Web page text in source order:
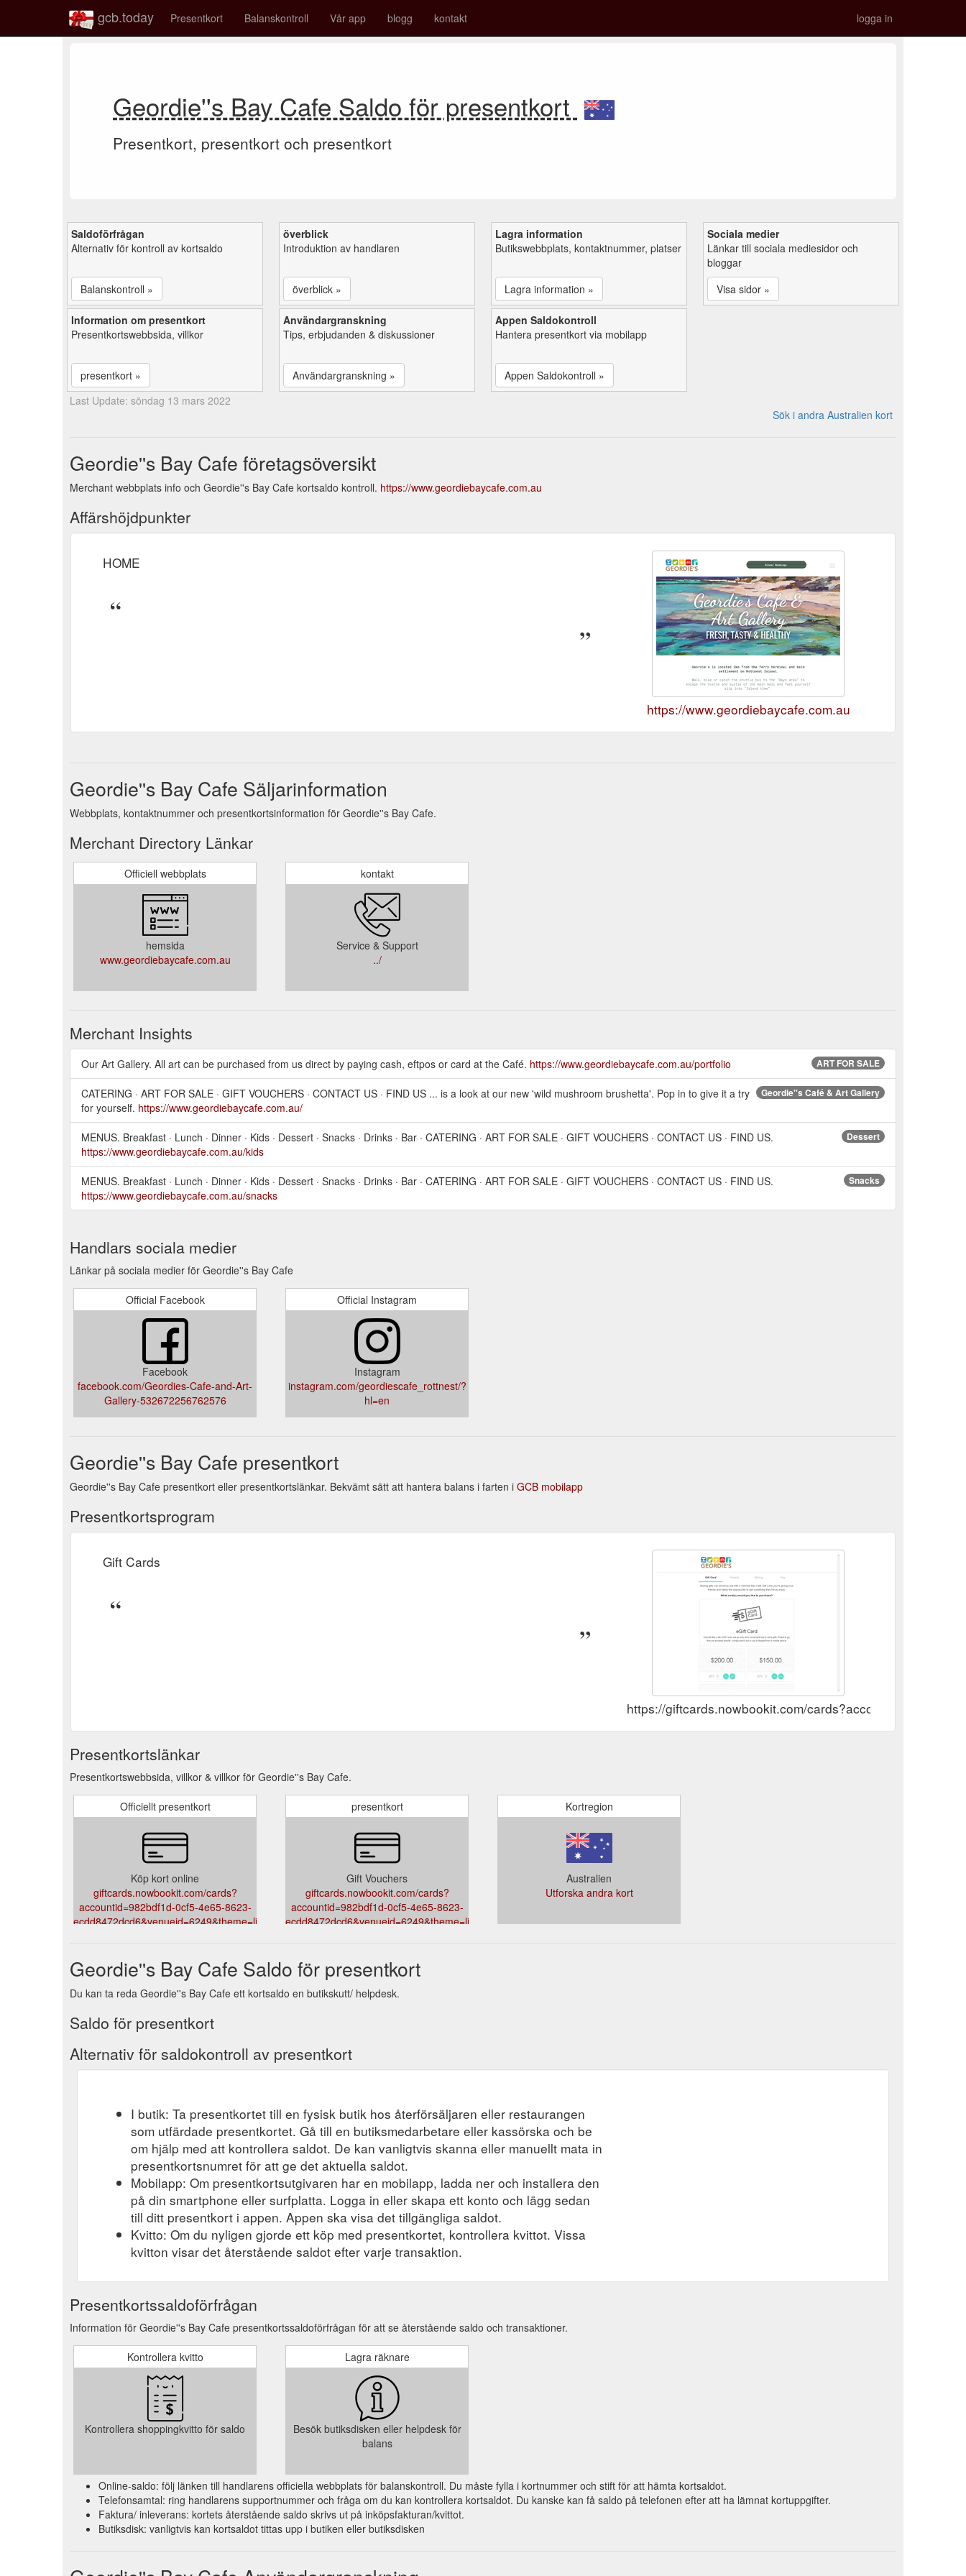
gcb.today Presentkort Balanskontroll Vår app blogg kontakt logga in
Geordie''s Bay Cafe Saldo för presentkort
Presentkort, presentkort och presentkort
Saldoförfrågan
Alternativ för kontroll av kortsaldo
Balanskontroll »
överblick
Introduktion av handlaren
överblick »
Lagra information
Butikswebbplats, kontaktnummer, platser
Lagra information »
Sociala medier
Länkar till sociala mediesidor och
bloggar
Visa sidor »
Information om presentkort
Presentkortswebbsida, villkor
presentkort »
Användargranskning
Tips, erbjudanden & diskussioner
Användargranskning »
Appen Saldokontroll
Hantera presentkort via mobilapp
Appen Saldokontroll »
Last Update: söndag 13 mars 2022
Sök i andra Australien kort
Geordie''s Bay Cafe företagsöversikt
Merchant webbplats info och Geordie''s Bay Cafe kortsaldo kontroll. https://www.geordiebaycafe.com.au
Affärshöjdpunkter
HOME
https://www.geordiebaycafe.com.au
Geordie''s Bay Cafe Säljarinformation
Webbplats, kontaktnummer och presentkortsinformation för Geordie''s Bay Cafe.
Merchant Directory Länkar
Officiell webbplats
hemsida
www.geordiebaycafe.com.au
kontakt
Service & Support
../
Merchant Insights
ART FOR SALE
Our Art Gallery. All art can be purchased from us direct by paying cash, eftpos or card at the Café. https://www.geordiebaycafe.com.au/portfolio
Geordie''s Café & Art Gallery
CATERING · ART FOR SALE · GIFT VOUCHERS · CONTACT US · FIND US ... is a look at our new 'wild mushroom brushetta'. Pop in to give it a try
for yourself. https://www.geordiebaycafe.com.au/
Dessert
MENUS. Breakfast · Lunch · Dinner · Kids · Dessert · Snacks · Drinks · Bar · CATERING · ART FOR SALE · GIFT VOUCHERS · CONTACT US · FIND US.
https://www.geordiebaycafe.com.au/kids
Snacks
MENUS. Breakfast · Lunch · Dinner · Kids · Dessert · Snacks · Drinks · Bar · CATERING · ART FOR SALE · GIFT VOUCHERS · CONTACT US · FIND US.
https://www.geordiebaycafe.com.au/snacks
Handlars sociala medier
Länkar på sociala medier för Geordie''s Bay Cafe
Official Facebook
Facebook
facebook.com/Geordies-Cafe-and-Art-
Gallery-532672256762576
Official Instagram
Instagram
instagram.com/geordiescafe_rottnest/?
hl=en
Geordie''s Bay Cafe presentkort
Geordie''s Bay Cafe presentkort eller presentkortslänkar. Bekvämt sätt att hantera balans i farten i GCB mobilapp
Presentkortsprogram
Gift Cards
https://giftcards.nowbookit.com/
Presentkortslänkar
Presentkortswebbsida, villkor & villkor för Geordie''s Bay Cafe.
Officiellt presentkort
Köp kort online
giftcards.nowbookit.com/cards?
accountid=982bdf1d-0cf5-4e65-8623-
ecdd8472dcd6&venueid=6249&theme=light&accent=40,216,192
presentkort
Gift Vouchers
giftcards.nowbookit.com/cards?
accountid=982bdf1d-0cf5-4e65-8623-
ecdd8472dcd6&venueid=6249&theme=light&accent=40,216,192
Kortregion
Australien
Utforska andra kort
Geordie''s Bay Cafe Saldo för presentkort
Du kan ta reda Geordie''s Bay Cafe ett kortsaldo en butikskutt/ helpdesk.
Saldo för presentkort
Alternativ för saldokontroll av presentkort
I butik: Ta presentkortet till en fysisk butik hos återförsäljaren eller restaurangen
som utfärdade presentkortet. Gå till en butiksmedarbetare eller kassörska och be
om hjälp med att kontrollera saldot. De kan vanligtvis skanna eller manuellt mata in
presentkortsnumret för att ge det aktuella saldot.
Mobilapp: Om presentkortsutgivaren har en mobilapp, ladda ner och installera den
på din smartphone eller surfplatta. Logga in eller skapa ett konto och lägg sedan
till ditt presentkort i appen. Appen ska visa det tillgängliga saldot.
Kvitto: Om du nyligen gjorde ett köp med presentkortet, kontrollera kvittot. Vissa
kvitton visar det återstående saldot efter varje transaktion.
Presentkortssaldoförfrågan
Information för Geordie''s Bay Cafe presentkortssaldoförfrågan för att se återstående saldo och transaktioner.
Kontrollera kvitto
Kontrollera shoppingkvitto för saldo
Lagra räknare
Besök butiksdisken eller helpdesk för
balans
Online-saldo: följ länken till handlarens officiella webbplats för balanskontroll. Du måste fylla i kortnummer och stift för att hämta kortsaldot.
Telefonsamtal: ring handlarens supportnummer och fråga om du kan kontrollera kortsaldot. Du kanske kan få saldo på telefonen efter att ha lämnat kortuppgifter.
Faktura/ inleverans: kortets återstående saldo skrivs ut på inköpsfakturan/kvittot.
Butiksdisk: vanligtvis kan kortsaldot tittas upp i butiken eller butiksdisken